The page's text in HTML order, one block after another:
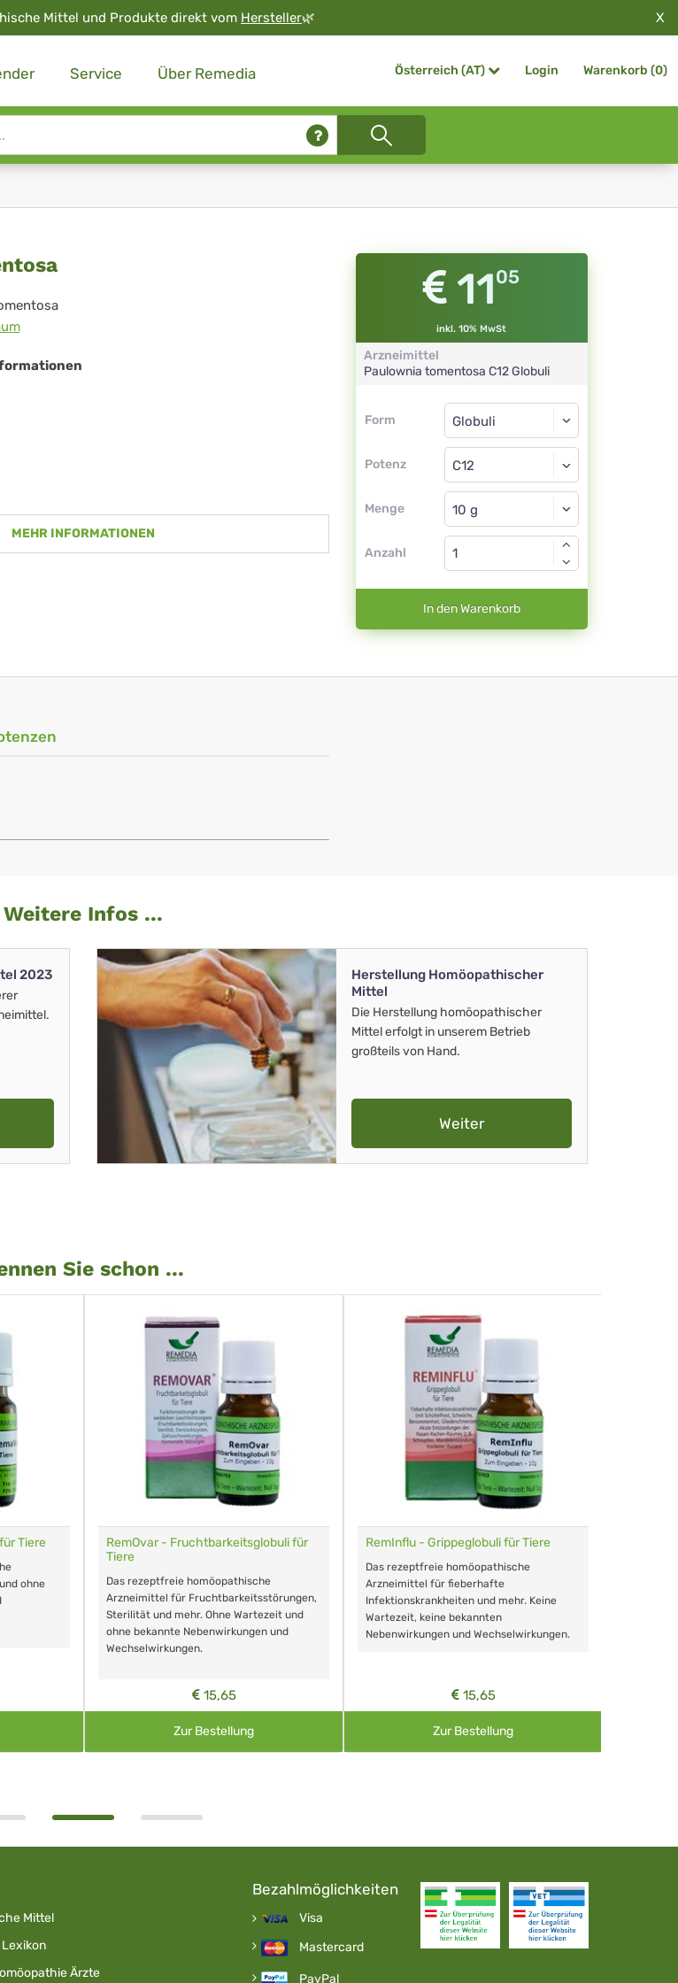
Mittel und Produkte direkt vom Hersteller🌿 X
Service Über Remedia Österreich (AT) Login Warenkorb (0)
MEHR INFORMATIONEN
1105
inkl. 10% MwSt
Arzneimittel
Paulownia tomentosa C12 Globuli
Form
Form
Potenz
Globuli
C12
Menge
Globuli
Anzahl
In den Warenkorb
Weitere Infos ...
2023
Herstellung Homöopathischer
Mittel
Die Herstellung homöopathischer
Mittel erfolgt in unserem Betrieb
großteils von Hand.
Weiter
Sie schon ...
Tiere
ohne
RemOvar - Fruchtbarkeitsglobuli für
Tiere
Das rezeptfreie homöopathische
Arzneimittel für Fruchtbarkeitsstörungen,
Sterilität und mehr. Ohne Wartezeit und
ohne bekannte Nebenwirkungen und
Wechselwirkungen.
15,65
Zur Bestellung
RemInflu - Grippeglobuli für Tiere
Das rezeptfreie homöopathische
Arzneimittel für fieberhafte
Infektionskrankheiten und mehr. Keine
Wartezeit, keine bekannten
Nebenwirkungen und Wechselwirkungen.
15,65
Zur Bestellung
Mittel
Ärzte
Bezahlmöglichkeiten
Visa
Mastercard
PayPal